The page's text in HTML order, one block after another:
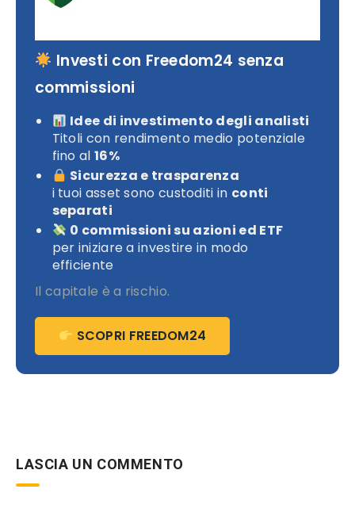
Investi con Freedom24 senza
commissioni
Idee di investimento degli analisti
Titoli con rendimento medio potenziale
fino al 16%
Sicurezza e trasparenza
i tuoi asset sono custoditi in conti
separati
0 commissioni su azioni ed ETF
per iniziare a investire in modo
efficiente
Il capitale è a rischio.
SCOPRI FREEDOM24
LASCIA UN COMMENTO